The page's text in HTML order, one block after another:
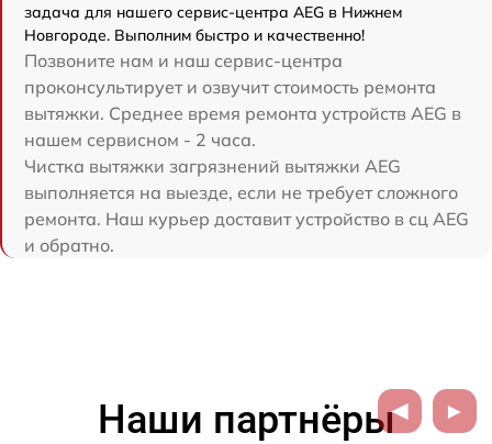
задача для нашего сервис-центра AEG в Нижнем
Новгороде. Выполним быстро и качественно!
Позвоните нам и наш сервис-центра
проконсультирует и озвучит стоимость ремонта
вытяжки. Среднее время ремонта устройств AEG в
нашем сервисном - 2 часа.
Чистка вытяжки загрязнений вытяжки AEG
выполняется на выезде, если не требует сложного
ремонта. Наш курьер доставит устройство в сц AEG
и обратно.
Наши партнёры